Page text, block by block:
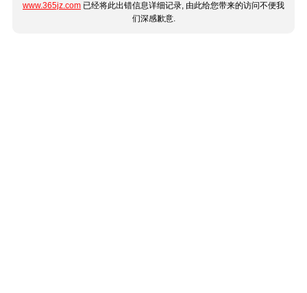
www.365jz.com 已经将此出错信息详细记录, 由此给您带来的访问不便我
们深感歉意.